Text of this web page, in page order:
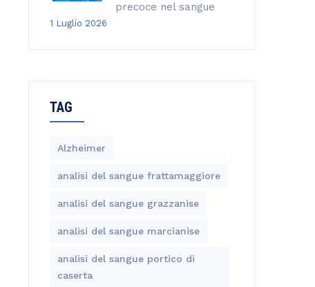
precoce nel sangue
1 Luglio 2026
TAG
Alzheimer
analisi del sangue frattamaggiore
analisi del sangue grazzanise
analisi del sangue marcianise
analisi del sangue portico di
caserta